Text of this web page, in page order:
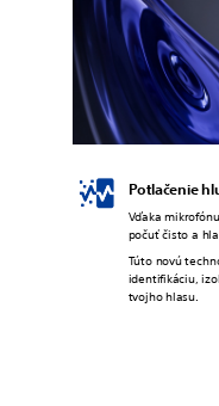
Potlačenie
Vďaka
počuť čisto a
Túto novú
identifikáciu,
tvojho hlasu.